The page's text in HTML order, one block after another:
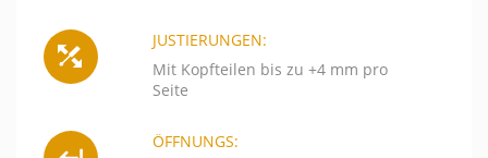
JUSTIERUNGEN:
Mit Kopfteilen bis zu +4 mm pro
Seite
ÖFFNUNGS: